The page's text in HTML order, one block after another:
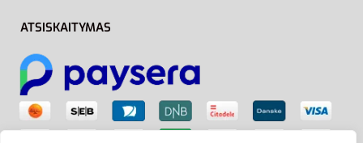
ATSISKAITYMAS